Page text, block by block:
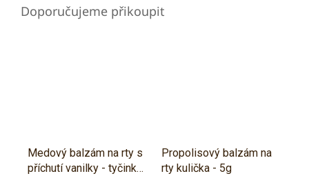
Medový balzám na rty s
příchutí vanilky - tyčinka
Propolisový balzám na
rty kulička - 5g